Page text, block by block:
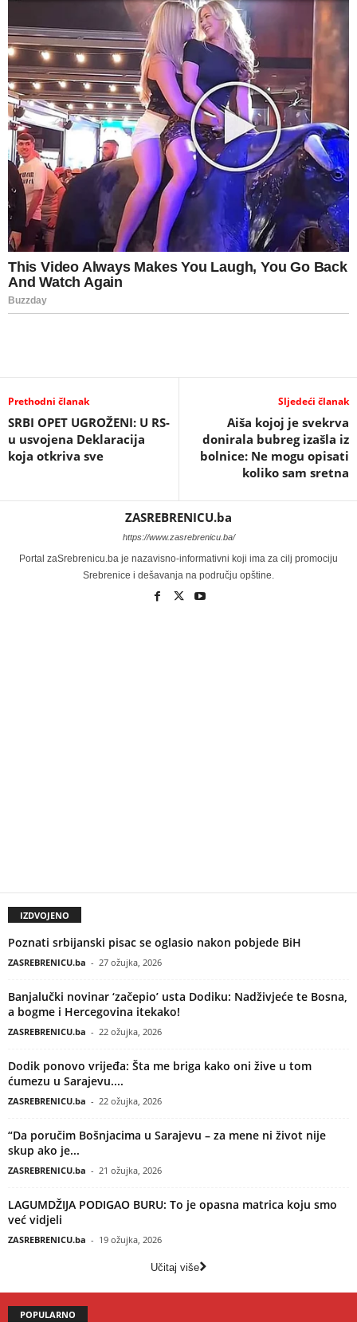
Prethodni članak
SRBI OPET UGROŽENI: U RS-
u usvojena Deklaracija
koja otkriva sve
Sljedeći članak
Aiša kojoj je svekrva
donirala bubreg izašla iz
bolnice: Ne mogu opisati
koliko sam sretna
ZASREBRENICU.ba
https://www.zasrebrenicu.ba/
Portal zaSrebrenicu.ba je nazavisno-informativni koji ima za cilj promociju
Srebrenice i dešavanja na području opštine.
IZDVOJENO
Poznati srbijanski pisac se oglasio nakon pobjede BiH
ZASREBRENICU.ba - 27 ožujka, 2026
Banjalučki novinar ‘začepio’ usta Dodiku: Nadživjeće te Bosna,
a bogme i Hercegovina itekako!
ZASREBRENICU.ba - 22 ožujka, 2026
Dodik ponovo vrijeđa: Šta me briga kako oni žive u tom
ćumezu u Sarajevu....
ZASREBRENICU.ba - 22 ožujka, 2026
“Da poručim Bošnjacima u Sarajevu – za mene ni život nije
skup ako je...
ZASREBRENICU.ba - 21 ožujka, 2026
LAGUMDŽIJA PODIGAO BURU: To je opasna matrica koju smo
već vidjeli
ZASREBRENICU.ba - 19 ožujka, 2026
Učitaj više
POPULARNO